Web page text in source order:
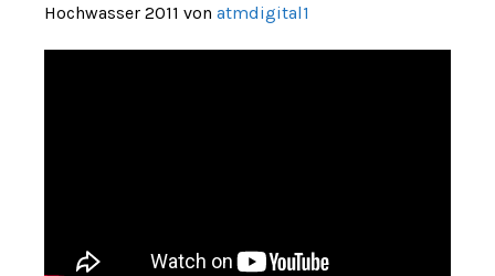
Hochwasser 2011 von atmdigital1